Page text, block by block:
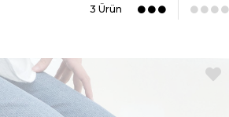
artmış durumda. Ev içinde rahatına ve
bir durum söz konusu değil. Her bir ürün
modelleri ürünleri ile tanışmadıysanız eğer
çekerler. Modayı yakından takip eden
3 Ürün